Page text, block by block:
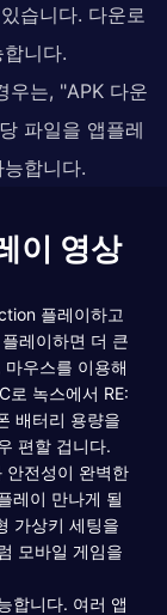
습니다. 다운로
니다.
우는, "APK 다운
파일을 앱플레
합니다.
이 영상
플레이하고
레이하면 더 큰
우스를 이용해
로 녹스에서 RE:
배터리 용량을
편할 겁니다.
안전성이 완벽한
레이 만나게 될
가상키 세팅을
모바일 게임을
합니다. 여러 앱